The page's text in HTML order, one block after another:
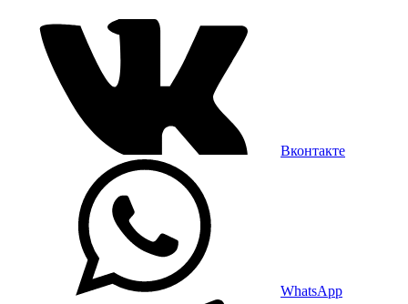
Вконтакте
WhatsApp